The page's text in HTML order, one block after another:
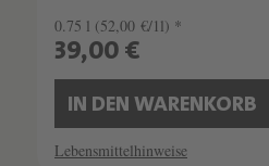
0.75 l (52,00 €/1l) *
39,00 €
IN DEN WARENKORB
Lebensmittelhinweise